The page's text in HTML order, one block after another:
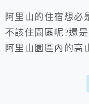
阿里山的住宿想必
不該住園區呢?還
阿里山園區內的高
異不大...，平日價
真的略高些QQ